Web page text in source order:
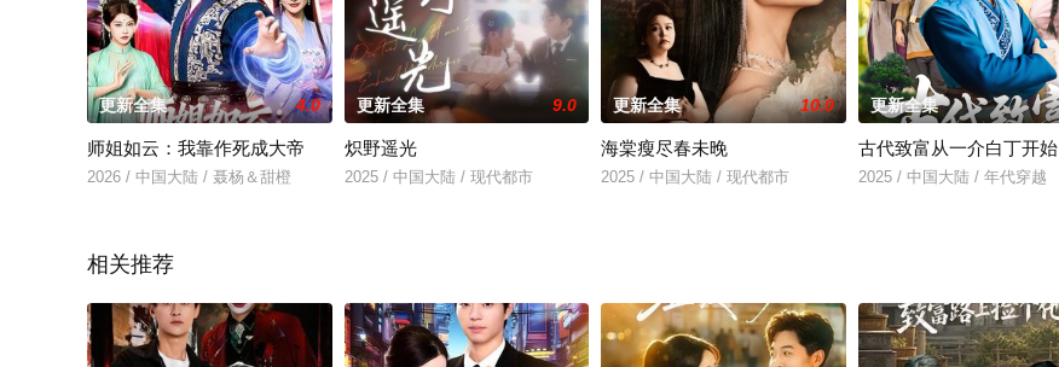
更新全集 4.0
师姐如云：我靠作死成大帝
2026 / 中国大陆 / 聂杨＆甜橙
更新全集 9.0
炽野遥光
2025 / 中国大陆 / 现代都市
更新全集 10.0
海棠瘦尽春未晚
2025 / 中国大陆 / 现代都市
更新全集
古代致富从一介白丁开始
2025 / 中国大陆 / 年代穿越
相关推荐